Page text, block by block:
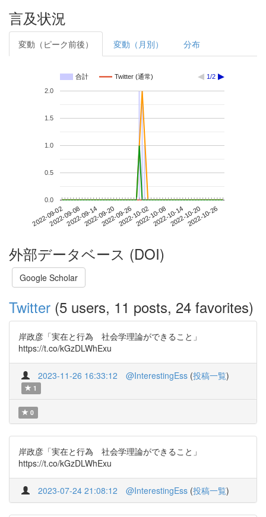
言及状況
変動（ピーク前後） 変動（月別） 分布
合計 Twitter (通常) 1/2
2022-09-022022-09-082022-09-142022-09-202022-09-262022-10-022022-10-082022-10-142022-10-202022-10-26
0.0
0.5
1.0
1.5
2.0
外部データベース (DOI)
Google Scholar
Twitter (5 users, 11 posts, 24 favorites)
岸政彦「実在と行為 社会学理論ができること」
https://t.co/kGzDLWhExu
2023-11-26 16:33:12 @InterestingEss (投稿一覧)
1
0
岸政彦「実在と行為 社会学理論ができること」
https://t.co/kGzDLWhExu
2023-07-24 21:08:12 @InterestingEss (投稿一覧)